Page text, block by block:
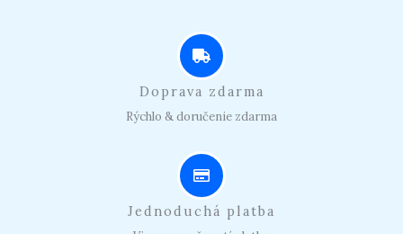
Doprava zdarma
Rýchlo & doručenie zdarma
Jednoduchá platba